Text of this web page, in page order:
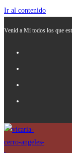
Ir al contenido
Venid a Mí todos los que